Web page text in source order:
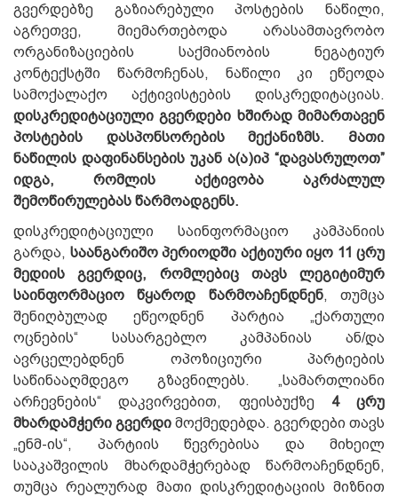
გვერდებზე გაზიარებული პოსტების ნაწილი,
აგრეთვე, მიემართებოდა არასამთავრობო
ორგანიზაციების საქმიანობის ნეგატიურ
კონტექსტში წარმოჩენას, ნაწილი კი ეწეოდა
სამოქალაქო აქტივისტების დისკრედიტაციას.
დისკრედიტაციული გვერდები ხშირად მიმართავენ
პოსტების დასპონსორების მექანიზმს. Მათი
ნაწილის დაფინანსების უკან ა(ა)იპ “დავასრულოთ”
იდგა, რომლის აქტივობა აკრძალულ
შემოწირულებას წარმოადგენს.
დისკრედიტაციული საინფორმაციო კამპანიის
გარდა, საანგარიშო პერიოდში აქტიური იყო 11 ცრუ
მედიის გვერდიც, რომლებიც თავს ლეგიტიმურ
საინფორმაციო წყაროდ წარმოაჩენდნენ, თუმცა
შენიღბულად ეწეოდნენ პარტია „ქართული
ოცნების“ სასარგებლო კამპანიას ან/და
ავრცელებდნენ ოპოზიციური პარტიების
საწინააღმდეგო გზავნილებს. „სამართლიანი
არჩევნების“ დაკვირვებით, ფეისბუქზე 4
ცრუ
მხარდამჭერი გვერდი მოქმედებდა. გვერდები თავს
„ენმ-ის“, პარტიის წევრებისა და მიხეილ
სააკაშვილის მხარდამჭერებად წარმოაჩენდნენ,
თუმცა რეალურად მათი დისკრედიტაციის მიზნით